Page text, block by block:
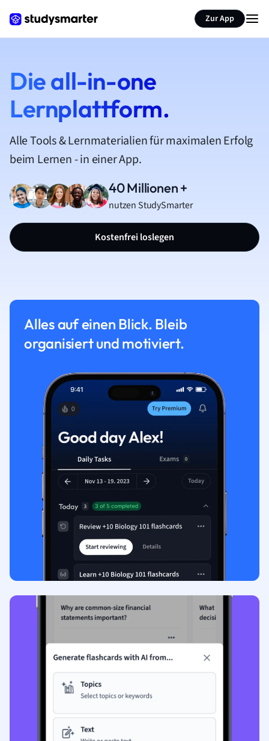
Zur App
Die all-in-one
Lernplattform.
Alle Tools & Lernmaterialien für maximalen Erfolg
beim Lernen - in einer App.
40 Millionen +
nutzen StudySmarter
Kostenfrei loslegen
Alles auf einen Blick. Bleib
organisiert und motiviert.